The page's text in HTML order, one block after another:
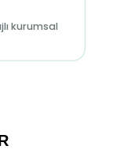
kurumsal